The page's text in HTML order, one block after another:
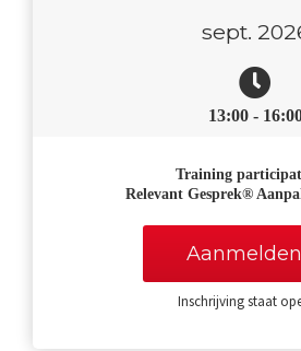
sept.
13:00 -
Training
Relevant Gesprek®
Aanmelden
Inschrijving staat